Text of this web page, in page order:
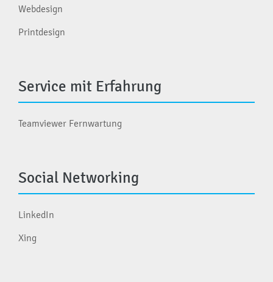
Webdesign
Printdesign
Service mit Erfahrung
Teamviewer Fernwartung
Social Networking
LinkedIn
Xing